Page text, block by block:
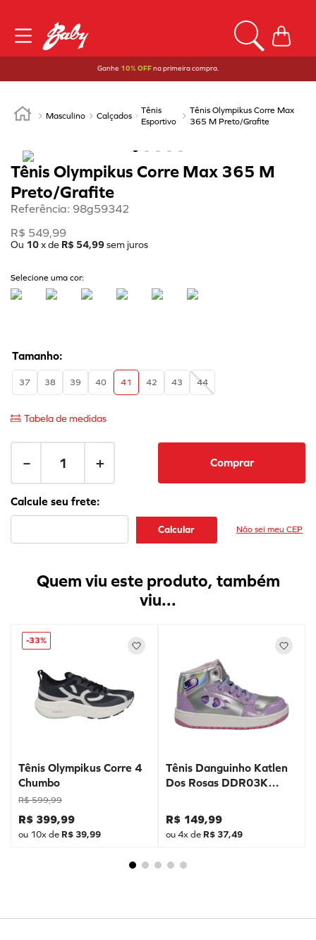
Ganhe 10% OFFna primeira compra.
Masculino Calçados
Tênis
Esportivo
Tênis Olympikus Corre Max
365 M Preto/Grafite
Tênis Olympikus Corre Max 365 M
Preto/Grafite
Referência: 98g59342
R$ 549,99
Ou 10x de R$ 54,99sem juros
Selecione uma cor:
37 38 39 40 41 42 43 44
Tabela de medidas
＋
－ Comprar
Não sei meu CEP
Quem viu este produto, também
viu...
-33%
Tênis Olympikus Corre 4
Chumbo
R$ 599,99
R$ 399,99
ou 10x de R$ 39,99
Tênis Danguinho Katlen
Dos Rosas DDR03K
R$ 149,99
ou4x de R$ 37,49